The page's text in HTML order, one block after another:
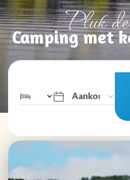
Pluk
Camping met